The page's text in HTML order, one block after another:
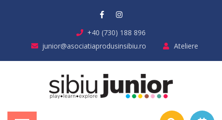
+40 (730) 188 896
junior@asociatiaprodusinsibiu.ro
Ateliere